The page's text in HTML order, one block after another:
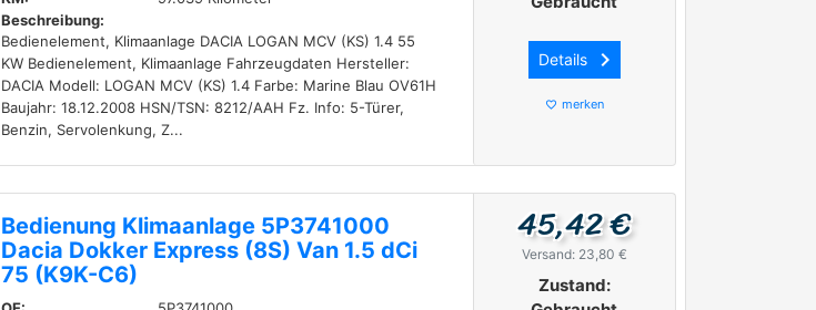
Beschreibung:
Bedienelement, Klimaanlage DACIA LOGAN MCV (KS) 1.4 55
KW Bedienelement, Klimaanlage Fahrzeugdaten Hersteller:
DACIA Modell: LOGAN MCV (KS) 1.4 Farbe: Marine Blau OV61H
Baujahr: 18.12.2008 HSN/TSN: 8212/AAH Fz. Info: 5-Türer,
Benzin, Servolenkung, Z...
Details keyboard_arrow_right
favorite_border merken
Bedienung Klimaanlage 5P3741000
Dacia Dokker Express (8S) Van 1.5 dCi
75 (K9K-C6)
45,42 €
Versand: 23,80 €
Zustand: